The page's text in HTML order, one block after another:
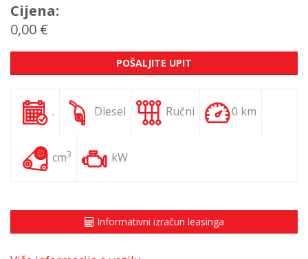
Cijena:
0,00 €
POŠALJITE UPIT
. Diesel Ručni 0 km
cm3 kW
Informativni izračun leasinga